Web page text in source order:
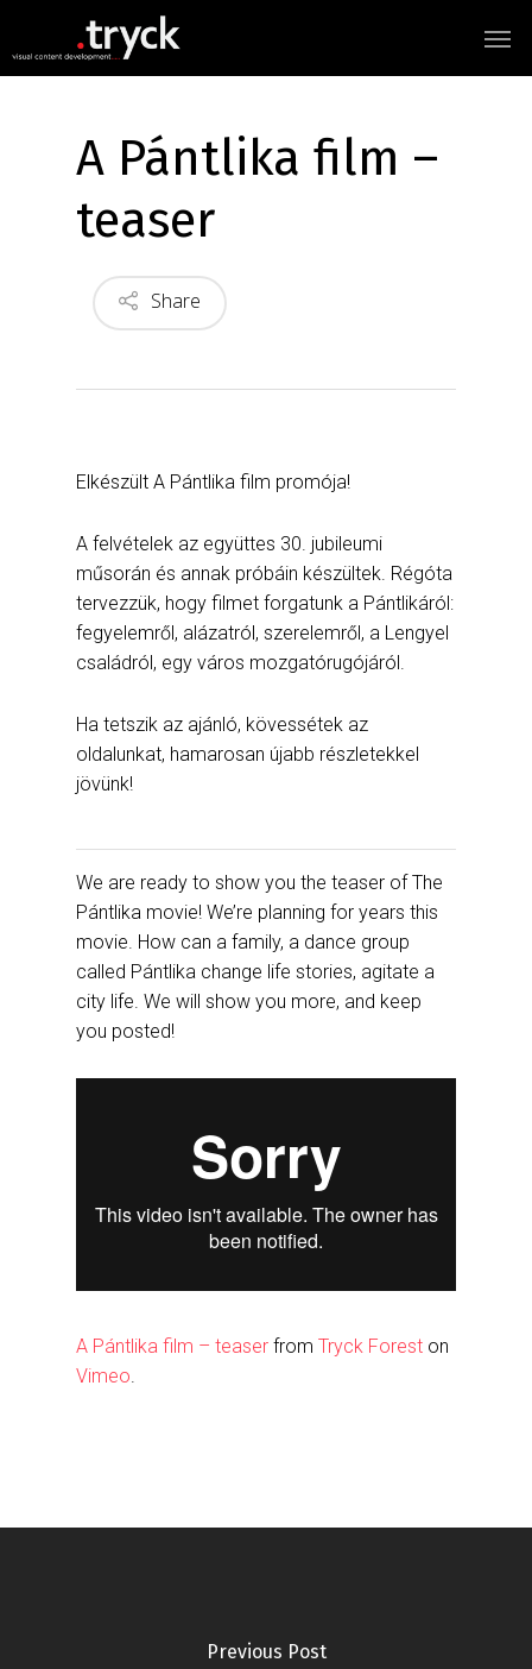
A Pántlika film –
teaser
Share
Elkészült A Pántlika film promója!
A felvételek az együttes 30. jubileumi
műsorán és annak próbáin készültek. Régóta
tervezzük, hogy filmet forgatunk a Pántlikáról:
fegyelemről, alázatról, szerelemről, a Lengyel
családról, egy város mozgatórugójáról.
Ha tetszik az ajánló, kövessétek az
oldalunkat, hamarosan újabb részletekkel
jövünk!
We are ready to show you the teaser of The
Pántlika movie! We’re planning for years this
movie. How can a family, a dance group
called Pántlika change life stories, agitate a
city life. We will show you more, and keep
you posted!
A Pántlika film – teaser fromTryck Forest on
Vimeo.
Previous Post